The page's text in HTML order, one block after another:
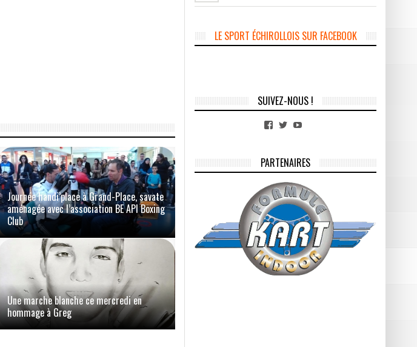
Journée handi’place à Grand-Place, savate
aménagée avec l’association BE API Boxing
Club
Une marche blanche ce mercredi en
hommage à Greg
LE SPORT ÉCHIROLLOIS SUR FACEBOOK
SUIVEZ-NOUS !
Facebook
Twitter
PARTENAIRES